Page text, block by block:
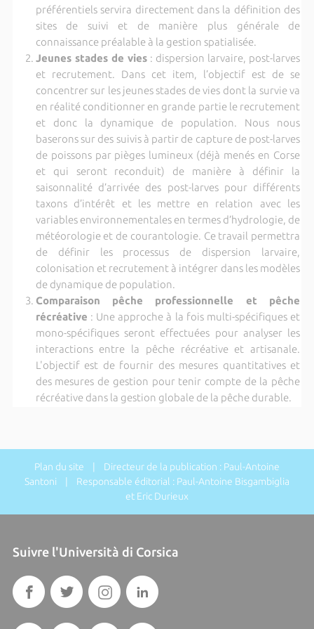
préférentiels servira directement dans la définition des
sites de suivi et de manière plus générale de
connaissance préalable à la gestion spatialisée.
Jeunes stades de vies: dispersion larvaire, post-larves
et recrutement. Dans cet item, l’objectif est de se
concentrer sur les jeunes stades de vies dont la survie va
en réalité conditionner en grande partie le recrutement
et donc la dynamique de population. Nous nous
baserons sur des suivis à partir de capture de post-larves
de poissons par pièges lumineux (déjà menés en Corse
et qui seront reconduit) de manière à définir la
saisonnalité d’arrivée des post-larves pour différents
taxons d’intérêt et les mettre en relation avec les
variables environnementales en termes d’hydrologie, de
météorologie et de courantologie. Ce travail permettra
de définir les processus de dispersion larvaire,
colonisation et recrutement à intégrer dans les modèles
de dynamique de population.
Comparaison pêche professionnelle et pêche
récréative : Une approche à la fois multi-spécifiques et
mono-spécifiques seront effectuées pour analyser les
interactions entre la pêche récréative et artisanale.
L'objectif est de fournir des mesures quantitatives et
des mesures de gestion pour tenir compte de la pêche
récréative dans la gestion globale de la pêche durable.
Plan du site | Directeur de la publication : Paul-Antoine
Santoni | Responsable éditorial : Paul-Antoine Bisgambiglia
et Eric Durieux
Suivre l'Università di Corsica